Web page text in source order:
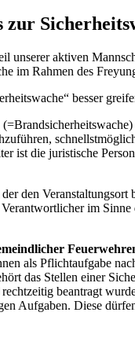
unserer aktiven
im Rahmen des
besser
ist die juristische
den
im
als Pflichtaufgabe
das Stellen einer
beantragt
Aufgaben. Diese